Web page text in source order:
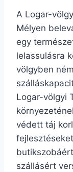
A Logar-
Mélyen
egy
lelassulásra
völgyben
Logar-völgyi
védett táj
szállásért